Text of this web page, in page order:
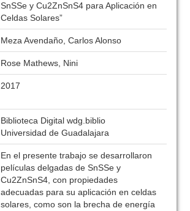
SnSSe y Cu2ZnSnS4 para Aplicación en
Celdas Solares”
Meza Avendaño, Carlos Alonso
Rose Mathews, Nini
2017
Biblioteca Digital wdg.biblio
Universidad de Guadalajara
En el presente trabajo se desarrollaron
películas delgadas de SnSSe y
Cu2ZnSnS4, con propiedades
adecuadas para su aplicación en celdas
solares, como son la brecha de energía